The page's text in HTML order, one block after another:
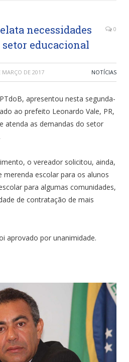
necessidades
educacional
0
MARÇO DE 2017 NOTÍCIAS
apresentou nesta segunda-
ao prefeito Leonardo Vale, PR,
atenda as demandas do setor
o vereador solicitou, ainda,
escolar para os alunos
para algumas comunidades,
de contratação de mais
aprovado por unanimidade.